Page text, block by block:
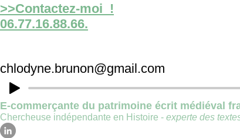
>>Contactez-moi !
06.77.16.88.66.
chlodyne.brunon@gmail.com
E-commerçante du patrimoine écrit médiéval
Chercheuse indépendante en Histoire - experte des